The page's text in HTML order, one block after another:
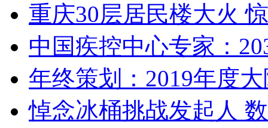
重庆30层居民楼大火
中国疾控中心专家：
年终策划：2019年度
悼念冰桶挑战发起人